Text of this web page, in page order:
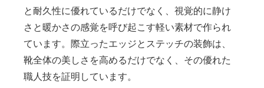
と耐久性に優れているだけでなく、視覚的に静け
さと暖かさの感覚を呼び起こす軽い素材で作られ
ています。際立ったエッジとステッチの装飾は、
靴全体の美しさを高めるだけでなく、その優れた
職人技を証明しています。